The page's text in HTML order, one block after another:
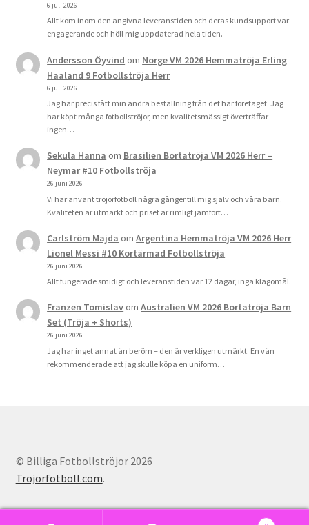
6 juli 2026
Allt kom inom den angivna leveranstiden och deras kundsupport var
engagerande och höll mig uppdaterad hela tiden.
Andersson Öyvind om Norge VM 2026 Hemmatröja Erling
Haaland 9 Fotbollströja Herr
6 juli 2026
Jag har precis fått min andra beställning från det här företaget. Jag
har köpt många fotbollströjor, men kvalitetsmässigt överträffar
ingen…
Sekula Hanna om Brasilien Bortatröja VM 2026 Herr –
Neymar #10 Fotbollströja
26 juni 2026
Vi har använt trojorfotboll några gånger till mig själv och våra barn.
Kvaliteten är utmärkt och priset är rimligt jämfört…
Carlström Majda omArgentina Hemmatröja VM 2026 Herr
Lionel Messi #10 Kortärmad Fotbollströja
26 juni 2026
Allt fungerade smidigt och leveranstiden var 12 dagar, inga klagomål.
Franzen TomislavomAustralien VM 2026 Bortatröja Barn
Set (Tröja + Shorts)
26 juni 2026
Jag har inget annat än beröm – den är verkligen utmärkt. En vän
rekommenderade att jag skulle köpa en uniform…
© Billiga Fotbollströjor 2026
Trojorfotboll.com.